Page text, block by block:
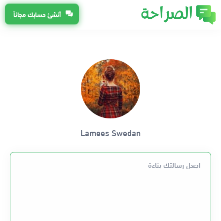
أنشئ حسابك مجاناً
Lamees Swedan